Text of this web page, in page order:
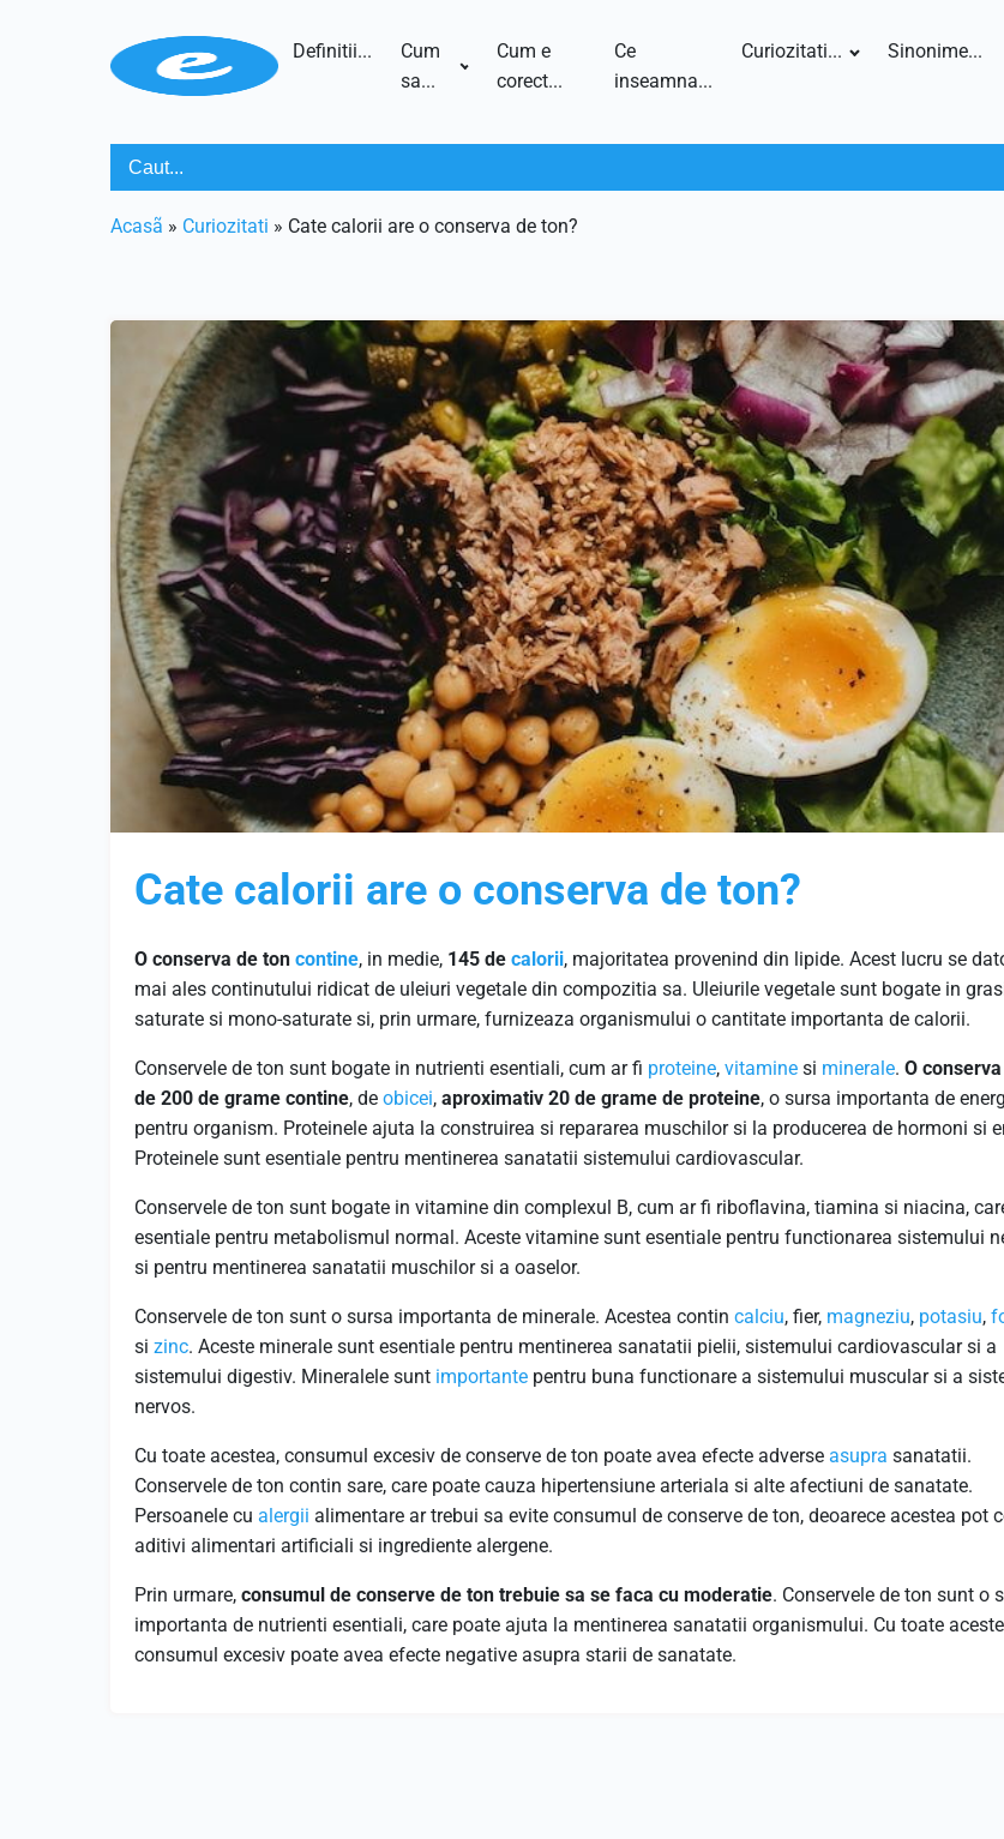
Definitii...
Cum
sa...
Cum e
corect...
Ce
inseamna...
Curiozitati... Sinonime...
Acasã » Curiozitati » Cate calorii are o conserva de ton?
Cate calorii are o conserva de ton?
O conserva de ton contine, in medie, 145 de calorii, majoritatea provenind din lipide. Acest lucru se
mai ales continutului ridicat de uleiuri vegetale din compozitia sa. Uleiurile vegetale sunt bogate in
saturate si mono-saturate si, prin urmare, furnizeaza organismului o cantitate importanta de calorii.
Conservele de ton sunt bogate in nutrienti esentiali, cum ar fi proteine, vitamine si minerale. O
de 200 de grame contine, de obicei, aproximativ 20 de grame de proteine, o sursa importanta de
pentru organism. Proteinele ajuta la construirea si repararea muschilor si la producerea de hormoni si
Proteinele sunt esentiale pentru mentinerea sanatatii sistemului cardiovascular.
Conservele de ton sunt bogate in vitamine din complexul B, cum ar fi riboflavina, tiamina si niacina,
esentiale pentru metabolismul normal. Aceste vitamine sunt esentiale pentru functionarea sistemului
si pentru mentinerea sanatatii muschilor si a oaselor.
Conservele de ton sunt o sursa importanta de minerale. Acestea contin calciu, fier, magneziu, potasiu,
si zinc. Aceste minerale sunt esentiale pentru mentinerea sanatatii pielii, sistemului cardiovascular si a
sistemului digestiv. Mineralele sunt importante pentru buna functionare a sistemului muscular si a
nervos.
Cu toate acestea, consumul excesiv de conserve de ton poate avea efecte adverse asupra sanatatii.
Conservele de ton contin sare, care poate cauza hipertensiune arteriala si alte afectiuni de sanatate.
Persoanele cu alergii alimentare ar trebui sa evite consumul de conserve de ton, deoarece acestea pot
aditivi alimentari artificiali si ingrediente alergene.
Prin urmare, consumul de conserve de ton trebuie sa se faca cu moderatie. Conservele de ton sunt o
importanta de nutrienti esentiali, care poate ajuta la mentinerea sanatatii organismului. Cu toate
consumul excesiv poate avea efecte negative asupra starii de sanatate.